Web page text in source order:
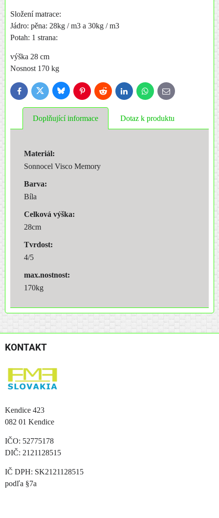
Složení matrace:
Jádro: pěna: 28kg / m3 a 30kg / m3
Potah: 1 strana:
výška 28 cm
Nosnost 170 kg
FacebookTwitter BlueskyPinterestReddit LinkedInWhatsApp
E-
mail
Doplňující informace Dotaz k produktu
Materiál:
Sonnocel Visco Memory
Barva:
Bíla
Celková výška:
28cm
Tvrdost:
4/5
max.nostnost:
170kg
KONTAKT
Kendice 423
082 01 Kendice
IČO: 52775178
DIČ: 2121128515
IČ DPH: SK2121128515
podľa §7a